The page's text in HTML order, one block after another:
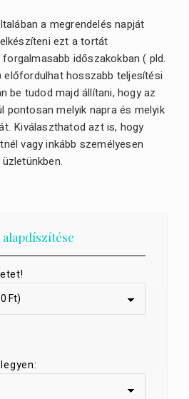
a megrendelés napját
ezt a tortát
időszakokban ( pld.
előfordulhat hosszabb teljesítési
be tudod majd állítani, hogy az
pontosan melyik napra és melyik
Kiválaszthatod azt is, hogy
vagy inkább személyesen